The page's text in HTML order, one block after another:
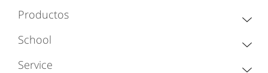
Productos
School
Service